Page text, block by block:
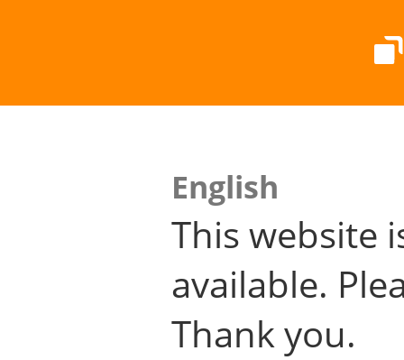
English
This website
available.
Thank you.